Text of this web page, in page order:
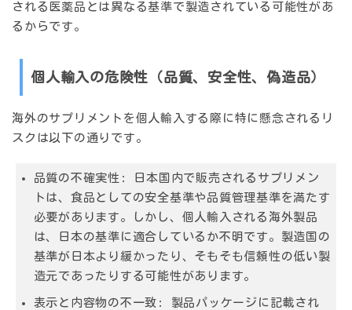
される医薬品とは異なる基準で製造されている可能性があ
るからです。
個人輸入の危険性（品質、安全性、偽造品）
海外のサプリメントを個人輸入する際に特に懸念されるリ
スクは以下の通りです。
品質の不確実性:
日本国内で販売されるサプリメン
トは、食品としての安全基準や品質管理基準を満たす
必要があります。しかし、個人輸入される海外製品
は、日本の基準に適合しているか不明です。製造国の
基準が日本より緩かったり、そもそも信頼性の低い製
造元であったりする可能性があります。
表示と内容物の不一致:
製品パッケージに記載され